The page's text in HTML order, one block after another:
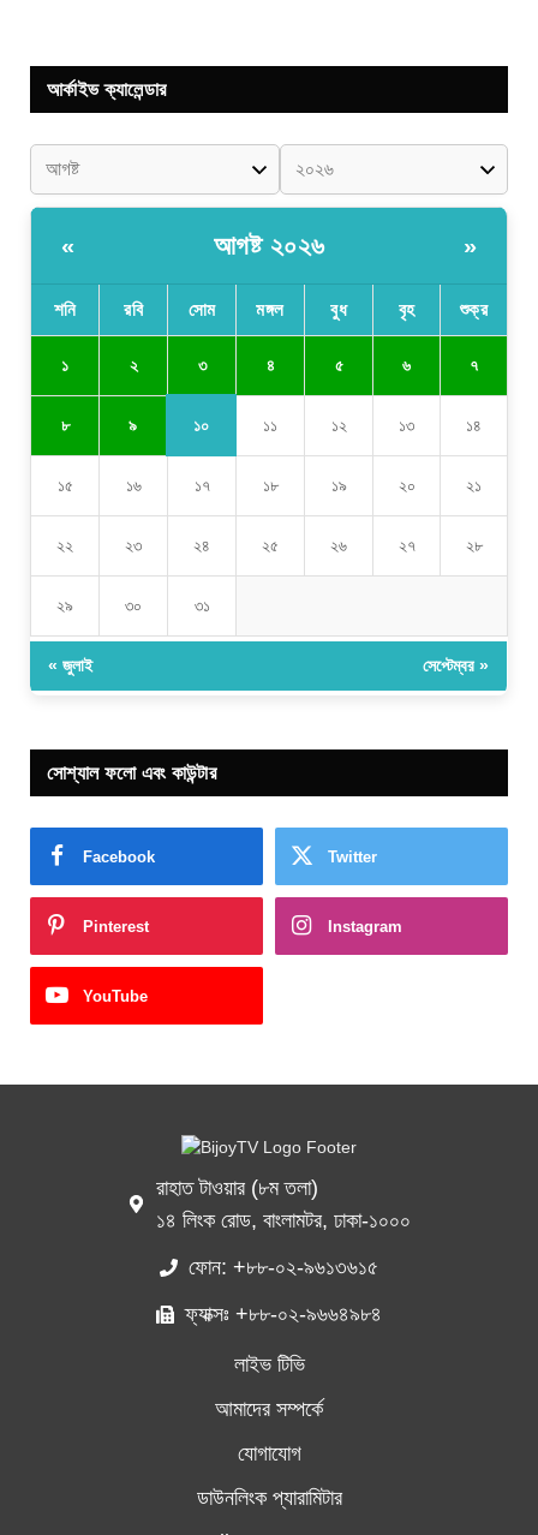
আর্কাইভ ক্যালেন্ডার
« আগষ্ট ২০২৬ »
শনি রবি সোম মঙ্গল বুধ বৃহ শুক্র
১ ২ ৩ ৪ ৫ ৬ ৭
৮ ৯ ১০ ১১ ১২ ১৩ ১৪
১৫ ১৬ ১৭ ১৮ ১৯ ২০ ২১
২২ ২৩ ২৪ ২৫ ২৬ ২৭ ২৮
২৯ ৩০ ৩১
« জুলাই সেপ্টেম্বর »
সোশ্যাল ফলো এবং কাউন্টার
Facebook Twitter
Pinterest Instagram
YouTube
রাহাত টাওয়ার (৮ম তলা)
১৪ লিংক রোড, বাংলামটর, ঢাকা-১০০০
ফোন: +৮৮-০২-৯৬১৩৬১৫
ফ্যাক্সঃ +৮৮-০২-৯৬৬৪৯৮৪
লাইভ টিভি
আমাদের সম্পর্কে
যোগাযোগ
ডাউনলিংক প্যারামিটার